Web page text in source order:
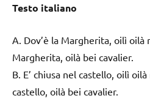
Testo italiano
A. Dov’è la Margherita, oilì oilà
Margherita, oilà bei cavalier.
B. E’ chiusa nel castello, oilì oilà
castello, oilà bei cavalier.